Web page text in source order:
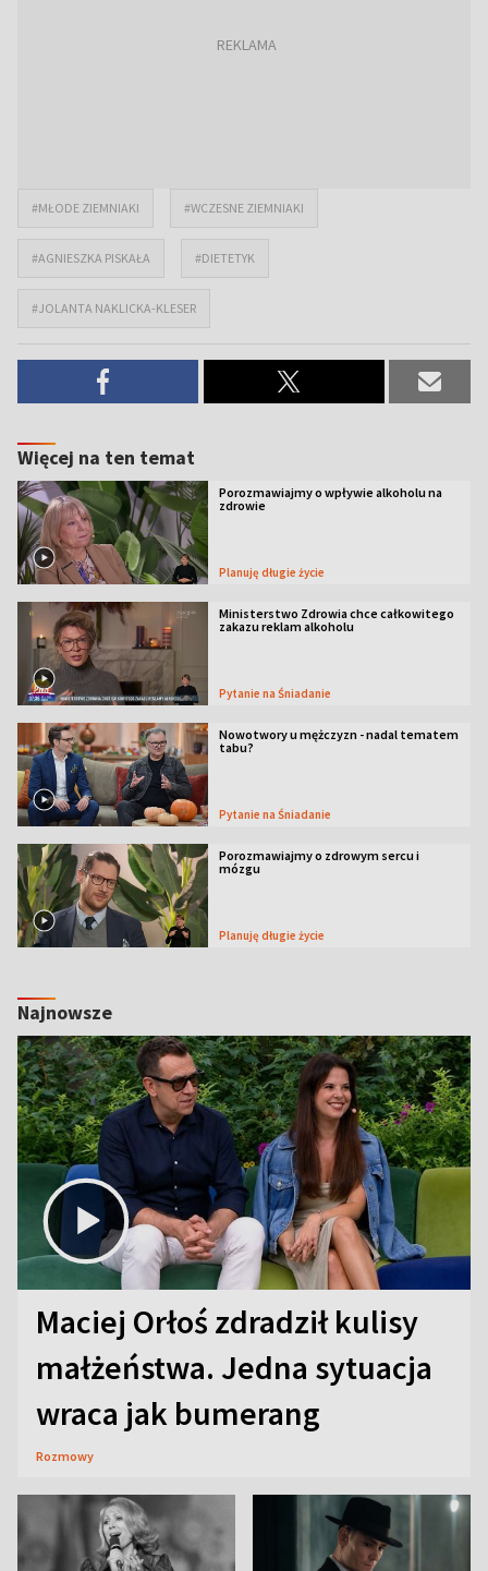
#MŁODE ZIEMNIAKI #WCZESNE ZIEMNIAKI
#AGNIESZKA PISKAŁA #DIETETYK
#JOLANTA NAKLICKA-KLESER
Więcej na ten temat
Porozmawiajmy o wpływie alkoholu na
zdrowie
Planuję długie życie
Ministerstwo Zdrowia chce całkowitego
zakazu reklam alkoholu
Pytanie na Śniadanie
Nowotwory u mężczyzn - nadal tematem
tabu?
Pytanie na Śniadanie
Porozmawiajmy o zdrowym sercu i
mózgu
Planuję długie życie
Najnowsze
Maciej Orłoś zdradził kulisy
małżeństwa. Jedna sytuacja
wraca jak bumerang
Rozmowy